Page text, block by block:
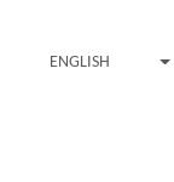
ENGLISH